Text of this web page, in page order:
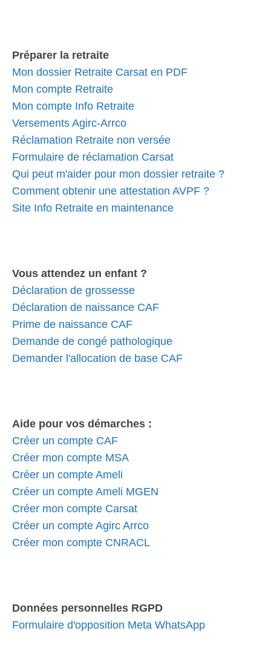
Préparer la retraite
Mon dossier Retraite Carsat en PDF
Mon compte Retraite
Mon compte Info Retraite
Versements Agirc-Arrco
Réclamation Retraite non versée
Formulaire de réclamation Carsat
Qui peut m'aider pour mon dossier retraite ?
Comment obtenir une attestation AVPF ?
Site Info Retraite en maintenance
Vous attendez un enfant ?
Déclaration de grossesse
Déclaration de naissance CAF
Prime de naissance CAF
Demande de congé pathologique
Demander l'allocation de base CAF
Aide pour vos démarches :
Créer un compte CAF
Créer mon compte MSA
Créer un compte Ameli
Créer un compte Ameli MGEN
Créer mon compte Carsat
Créer un compte Agirc Arrco
Créer mon compte CNRACL
Données personnelles RGPD
Formulaire d'opposition Meta WhatsApp